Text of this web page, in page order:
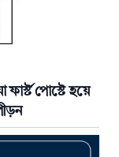
পোস্টে হয়ে